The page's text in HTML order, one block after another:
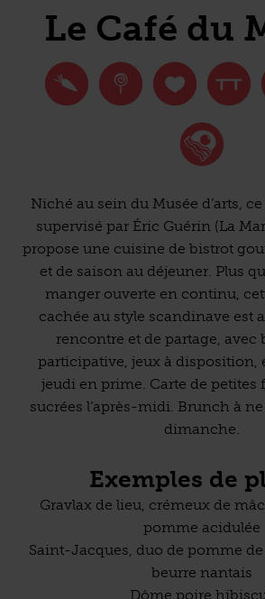
Le Café du
Niché au sein du Musée d’arts,
supervisé par Éric Guérin (La
propose une cuisine de bistrot
et de saison au déjeuner. Plus
manger ouverte en continu,
cachée au style scandinave est
rencontre et de partage, avec
participative, jeux à disposition,
jeudi en prime. Carte de petites
sucrées l’après-midi. Brunch à
dimanche.
Exemples de
Gravlax de lieu, crémeux de
pomme acidulée
Saint-Jacques, duo de pomme
beurre nantais
Dôme poire